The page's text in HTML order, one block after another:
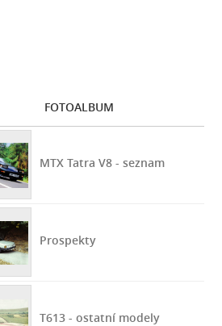
FOTOALBUM
MTX Tatra V8 - seznam
Prospekty
T613 - ostatní modely